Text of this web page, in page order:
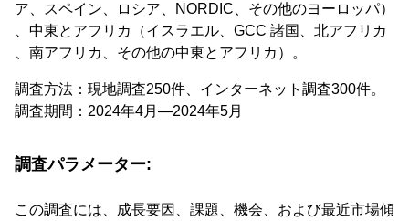
ア、スペイン、ロシア、NORDIC、その他のヨーロッパ）
、中東とアフリカ（イスラエル、GCC 諸国、北アフリカ
、南アフリカ、その他の中東とアフリカ）。
調査方法：現地調査250件、インターネット調査300件。
調査期間：2024年4月―2024年5月
調査パラメーター:
この調査には、成長要因、課題、機会、および最近市場傾